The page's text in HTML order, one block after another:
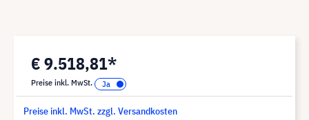
€ 9.518,81*
Preise inkl. MwSt.
Preise inkl. MwSt. zzgl. Versandkosten